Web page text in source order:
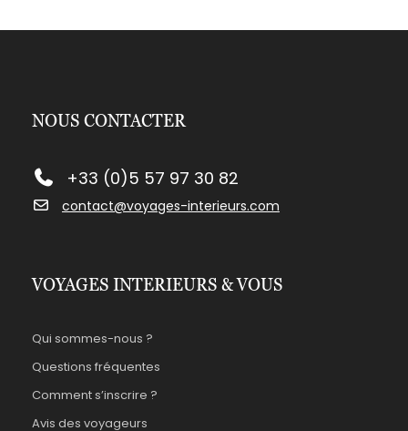
NOUS CONTACTER
+33 (0)5 57 97 30 82
contact@voyages-interieurs.com
VOYAGES INTERIEURS & VOUS
Qui sommes-nous ?
Questions fréquentes
Comment s’inscrire ?
Avis des voyageurs